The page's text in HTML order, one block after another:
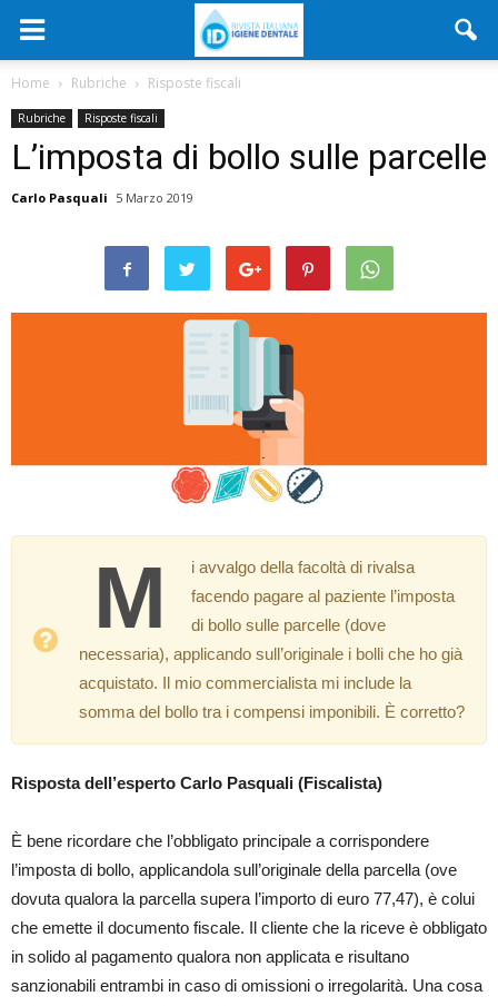
Home Rubriche Risposte fiscali
Rubriche Risposte fiscali
L’imposta di bollo sulle parcelle
Carlo Pasquali 5 Marzo 2019
M
i avvalgo della facoltà di rivalsa
facendo pagare al paziente l’imposta
di bollo sulle parcelle (dove
necessaria), applicando sull’originale i bolli che ho già
acquistato. Il mio commercialista mi include la
somma del bollo tra i compensi imponibili. È corretto?
Risposta dell’esperto Carlo Pasquali (Fiscalista)
È bene ricordare che l’obbligato principale a corrispondere
l’imposta di bollo, applicandola sull’originale della parcella (ove
dovuta qualora la parcella supera l’importo di euro 77,47), è colui
che emette il documento fiscale. Il cliente che la riceve è obbligato
in solido al pagamento qualora non applicata e risultano
sanzionabili entrambi in caso di omissioni o irregolarità. Una cosa